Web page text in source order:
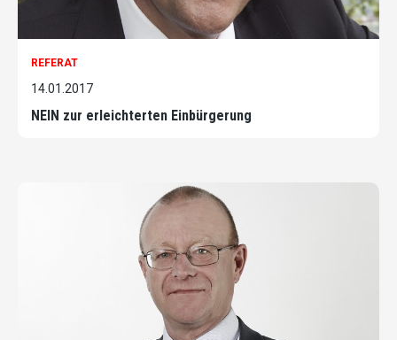
REFERAT
14.01.2017
NEIN zur erleichterten Einbürgerung